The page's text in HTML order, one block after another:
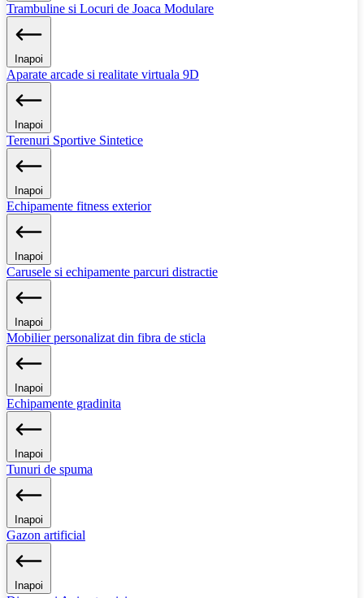
Trambuline si Locuri de Joaca Modulare
Inapoi
Aparate arcade si realitate virtuala 9D
Inapoi
Terenuri Sportive Sintetice
Inapoi
Echipamente fitness exterior
Inapoi
Carusele si echipamente parcuri distractie
Inapoi
Mobilier personalizat din fibra de sticla
Inapoi
Echipamente gradinita
Inapoi
Tunuri de spuma
Inapoi
Gazon artificial
Inapoi